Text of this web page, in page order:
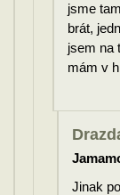
jsme
brát,
jsem na
mám v
Jinak